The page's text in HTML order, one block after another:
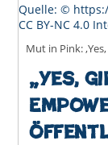
Quelle: ©
CC BY-NC 4.0
Mut in Pink:
„Yes,